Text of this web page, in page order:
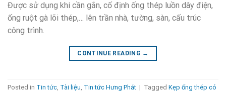
Được sử dụng khi cần gắn, cố định ống thép luồn dây điện,
ống ruột gà lõi thép,… lên trần nhà, tường, sàn, cấu trúc
công trình.
CONTINUE READING →
Posted in Tin tức, Tài liệu, Tin tức Hưng Phát | Tagged Kẹp ống thép có